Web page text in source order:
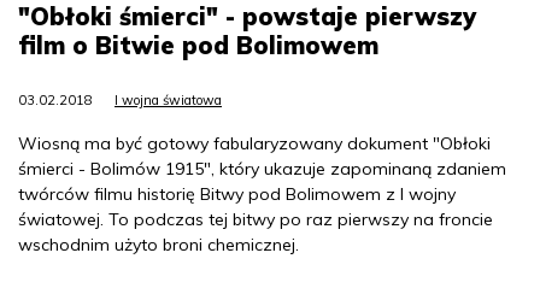
"Obłoki śmierci" - powstaje pierwszy
film o Bitwie pod Bolimowem
03.02.2018 I wojna światowa
Wiosną ma być gotowy fabularyzowany dokument "Obłoki
śmierci - Bolimów 1915", który ukazuje zapominaną zdaniem
twórców filmu historię Bitwy pod Bolimowem z I wojny
światowej. To podczas tej bitwy po raz pierwszy na froncie
wschodnim użyto broni chemicznej.